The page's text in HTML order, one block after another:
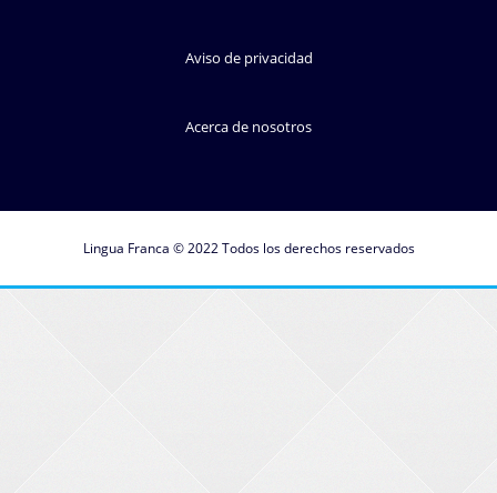
Aviso de privacidad
Acerca de nosotros
Lingua Franca © 2022 Todos los derechos reservados